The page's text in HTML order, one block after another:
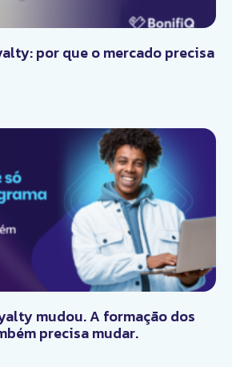
por que o mercado precisa
mudou. A formação dos
precisa mudar.